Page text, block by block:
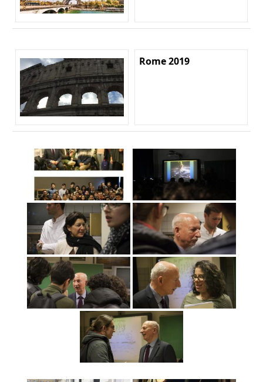
Rome 2019